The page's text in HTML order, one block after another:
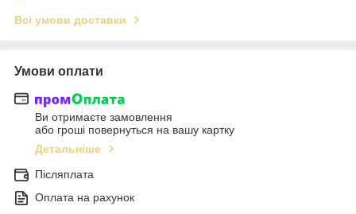
Всі умови доставки
Умови оплати
Ви отримаєте замовлення
або гроші повернуться на вашу картку
Детальніше
Післяплата
Оплата на рахунок